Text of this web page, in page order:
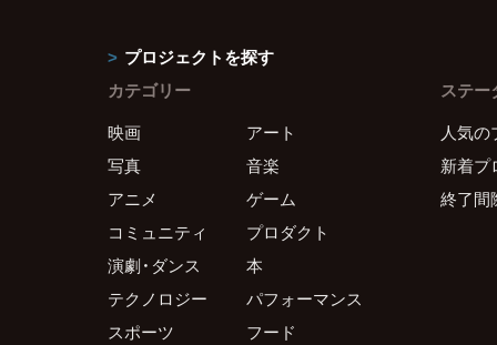
プロジェクトを探す
カテゴリー
映画
アート
写真
音楽
アニメ
ゲーム
コミュニティ
プロダクト
演劇・ダンス
本
テクノロジー
パフォーマンス
スポーツ
フード
ステー
人気の
新着プ
終了間